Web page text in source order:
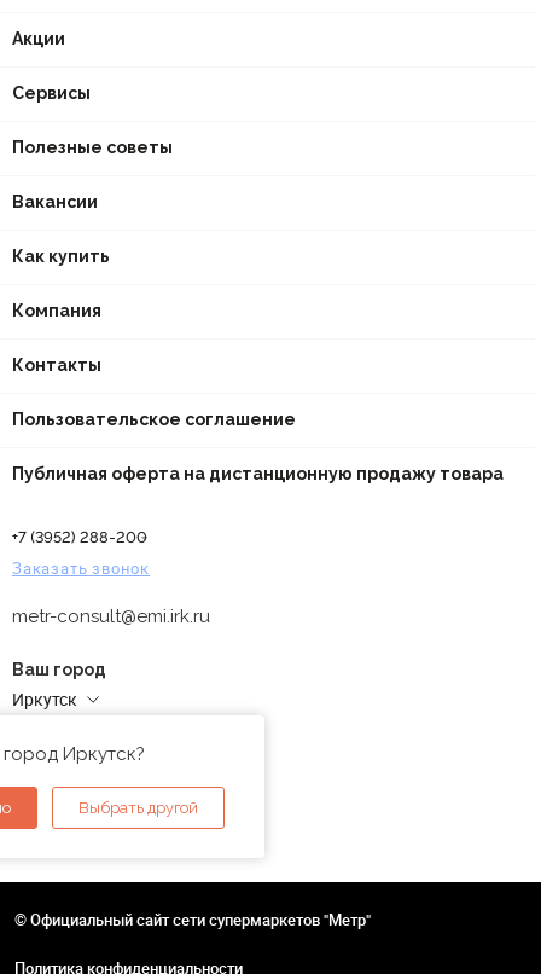
Акции
Сервисы
Полезные советы
Вакансии
Как купить
Компания
Контакты
Пользовательское соглашение
Публичная оферта на дистанционную продажу товара
+7 (3952) 288-200
Заказать звонок
metr-consult@emi.irk.ru
Ваш город
Иркутск
Иркутск?
Выбрать другой
© Официальный сайт сети супермаркетов "Метр"
Политика конфиденциальности